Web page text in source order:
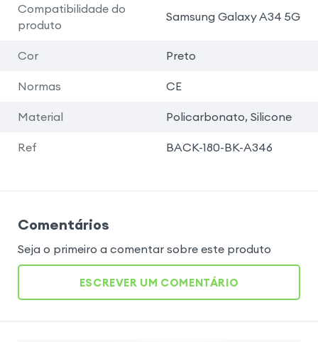
Compatibilidade do
produto
Samsung Galaxy A34 5G
Cor Preto
Normas CE
Material Policarbonato, Silicone
Ref BACK-180-BK-A346
Comentários
Seja o primeiro a comentar sobre este produto
ESCREVER UM COMENTÁRIO